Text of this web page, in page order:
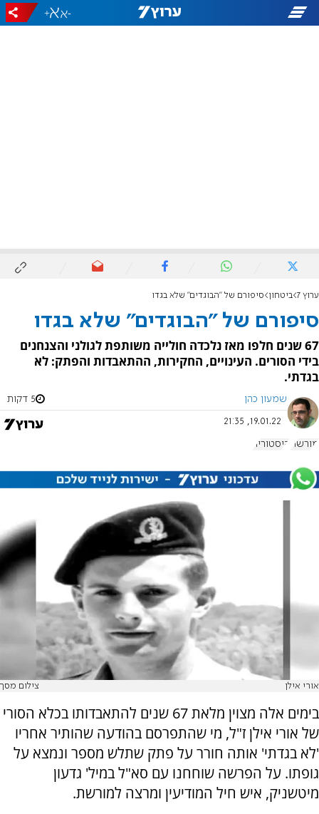
-
+
ערוץ 7 ביטחון סיפורם של "הבוגדים" שלא בגדו
סיפורם של "הבוגדים" שלא בגדו
67 שנים חלפו מאז נלכדה חולייה משותפת לגולני והצנחנים
בידי הסורים. העינויים, החקירות, ההתאבדות והפתק: לא
בגדתי.
שמעון כהן 5 דקות
19.01.22, 21:35
מורשת היסטוריה
אורי אילן צילום מסך
בימים אלה מצוין מלאת 67 שנים להתאבדותו בכלא הסורי
של אורי אילן ז"ל, מי שהתפרסם בהודעה שהותיר אחריו
'לא בגדתי' אותה חורר על פתק שתלש מספר ונמצא על
גופתו. על הפרשה שוחחנו עם סא"ל במיל' גדעון
מיטשניק, איש חיל המודיעין ומרצה למורשת.